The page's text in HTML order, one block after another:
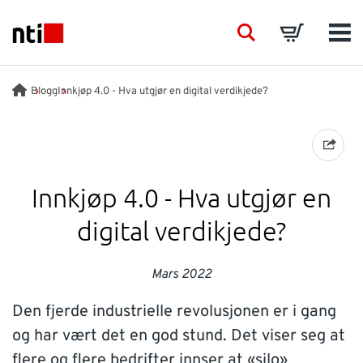
NTI logo
BRANSJER
PRODUKTER
ACADEMY
INNSIKT
SearchBasket
BloggInnkjøp 4.0 - Hva utgjør en digital verdikjede?
Innkjøp 4.0 - Hva utgjør en
digital verdikjede?
Mars 2022
Den fjerde industrielle revolusjonen er i gang
og har vært det en god stund. Det viser seg at